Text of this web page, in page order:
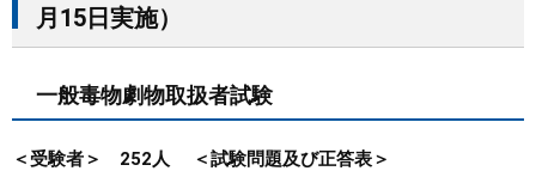
月15日実施）
一般毒物劇物取扱者試験
＜受験者＞ 252人 ＜試験問題及び正答表＞